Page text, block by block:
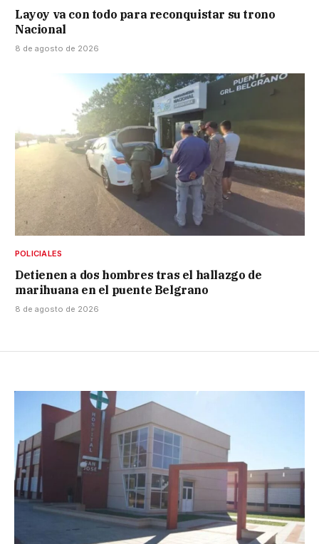
Layoy va con todo para reconquistar su trono
Nacional
8 de agosto de 2026
POLICIALES
Detienen a dos hombres tras el hallazgo de
marihuana en el puente Belgrano
8 de agosto de 2026